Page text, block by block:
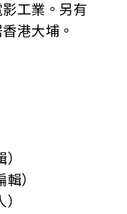
工業。另有
港大埔。
）